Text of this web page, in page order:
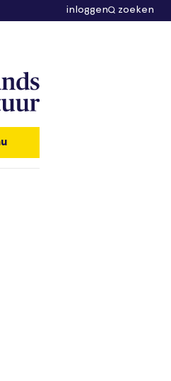
inloggen zoeken